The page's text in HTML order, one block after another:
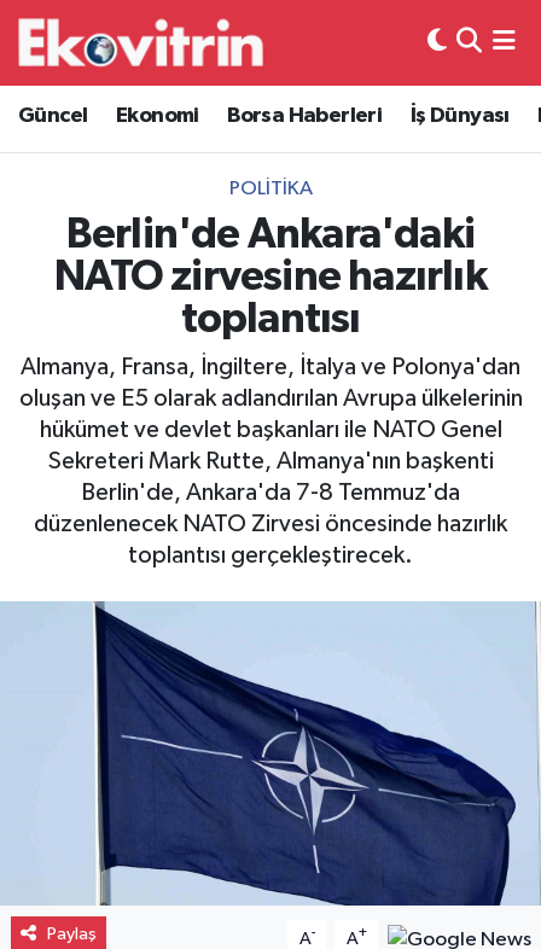
Güncel Ekonomi Borsa Haberleri İş Dünyası
POLITIKA
Berlin'de Ankara'daki
NATO zirvesine hazırlık
toplantısı
Almanya, Fransa, İngiltere, İtalya ve Polonya'dan
oluşan ve E5 olarak adlandırılan Avrupa ülkelerinin
hükümet ve devlet başkanları ile NATO Genel
Sekreteri Mark Rutte, Almanya'nın başkenti
Berlin'de, Ankara'da 7-8 Temmuz'da
düzenlenecek NATO Zirvesi öncesinde hazırlık
toplantısı gerçekleştirecek.
Paylaş A- A+
Güncel
Ekonomi
Borsa Haberleri
İş Dünyası
Otovitrin
Asayiş
Magazin
Spor
Hava Durumu
Trafik Durumu
Süper Lig Puan Durumu ve Fikstür
Tüm Manşetler
Son Dakika Haberleri
Haber Arşivi